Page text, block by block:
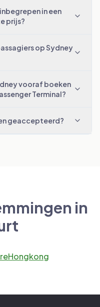
in een
prijs?
op Sydney
vooraf boeken
Terminal?
geaccepteerd?
in
Hongkong